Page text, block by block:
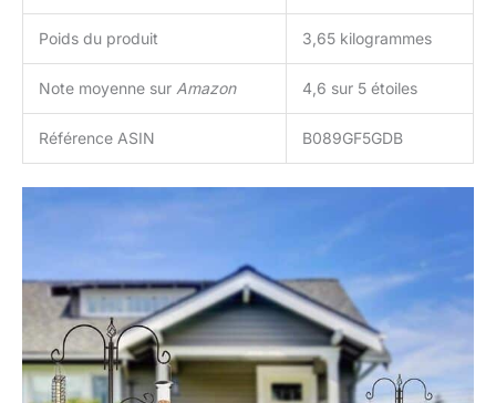
Poids du produit 3,65 kilogrammes
Note moyenne sur Amazon 4,6 sur 5 étoiles
Référence ASIN B089GF5GDB